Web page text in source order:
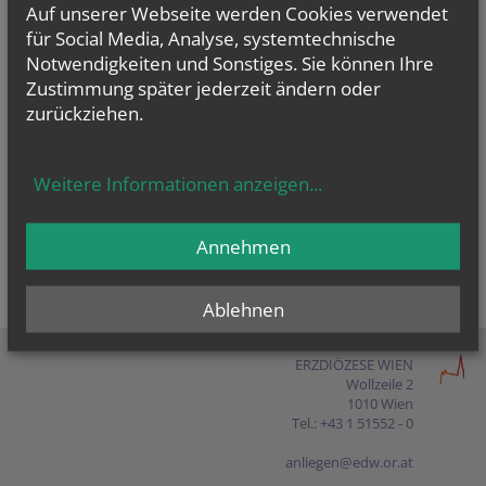
Presse
ERZDIÖZESE WIEN
Wollzeile 2
1010 Wien
Tel.: +43 1 51552 - 0
anliegen@edw.or.at
Auf unserer Webseite werden Cookies verwendet
für Social Media, Analyse, systemtechnische
Notwendigkeiten und Sonstiges. Sie können Ihre
Zustimmung später jederzeit ändern oder
zurückziehen.
Weitere Informationen anzeigen...
Ablehnen
Annehmen